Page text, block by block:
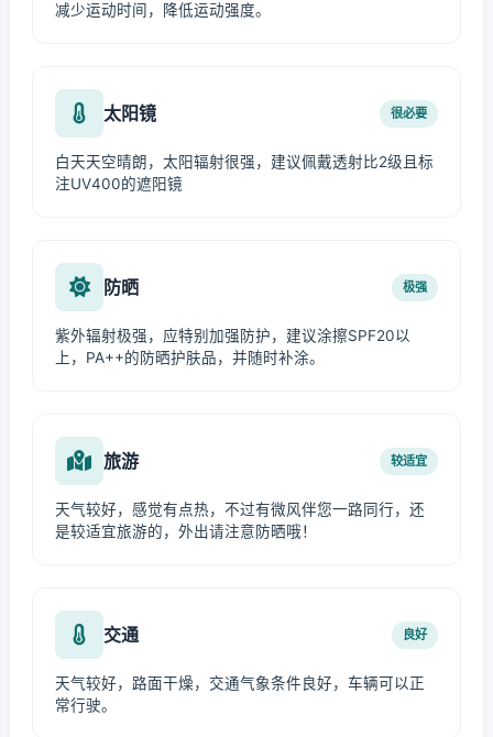
减少运动时间，降低运动强度。
太阳镜 很必要
白天天空晴朗，太阳辐射很强，建议佩戴透射比2级且标
注UV400的遮阳镜
防晒 极强
紫外辐射极强，应特别加强防护，建议涂擦SPF20以
上，PA++的防晒护肤品，并随时补涂。
旅游 较适宜
天气较好，感觉有点热，不过有微风伴您一路同行，还
是较适宜旅游的，外出请注意防晒哦！
交通 良好
天气较好，路面干燥，交通气象条件良好，车辆可以正
常行驶。